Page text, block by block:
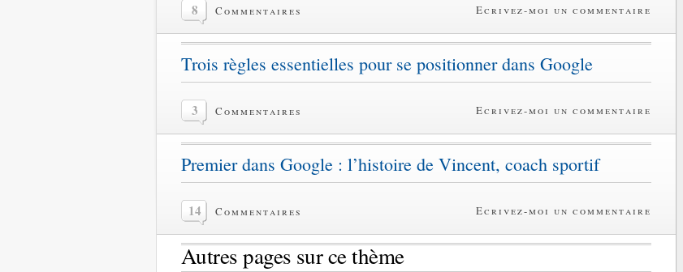
8 Commentaires Ecrivez-moi un commentaire
Trois règles essentielles pour se positionner dans Google
3 Commentaires Ecrivez-moi un commentaire
Premier dans Google : l’histoire de Vincent, coach sportif
14 Commentaires Ecrivez-moi un commentaire
Autres pages sur ce thème